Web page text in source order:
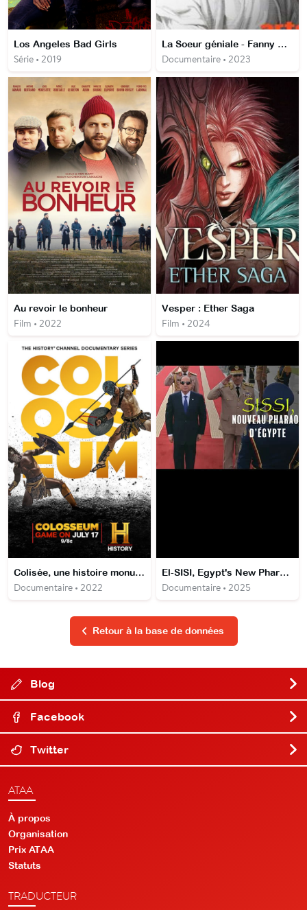
Los Angeles Bad Girls
Série • 2019
La Soeur géniale - Fanny Hensel, née Mendelssohn
Documentaire • 2023
Au revoir le bonheur
Film • 2022
Vesper : Ether Saga
Film • 2024
Colisée, une histoire monumentale
Documentaire • 2022
El-SISI, Egypt's New Pharaoh
Documentaire • 2025
Retour à la base de données
Blog
Facebook
Twitter
ATAA
À propos
Organisation
Prix ATAA
Statuts
TRADUCTEUR